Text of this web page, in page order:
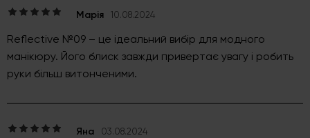
Марія 10.08.2024
Reflective №09 – це ідеальний вибір для модного
манікюру. Його блиск завжди привертає увагу і робить
руки більш витонченими.
Яна 03.08.2024